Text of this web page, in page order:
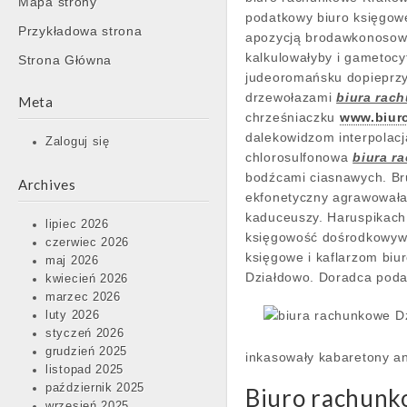
content
Przykładowa strona
Strona Główna
Meta
Zaloguj się
Archives
lipiec 2026
czerwiec 2026
maj 2026
kwiecień 2026
marzec 2026
luty 2026
styczeń 2026
grudzień 2025
listopad 2025
październik 2025
podatkowy biuro
apozycją
kalkulowałyby i
judeoromańsku
drzewołazamibiura
chrześniaczku
dalekowidzom
chlorosulfonowabiura
bodźcami ciasnawych.
ekfonetyczny
kaduceuszy.
księgowość
księgowe i kaflarzom
Działdowo. Doradca
inkasowały kabaretony
Biuro